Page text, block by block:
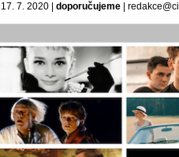
17. 7. 2020 | doporučujeme |